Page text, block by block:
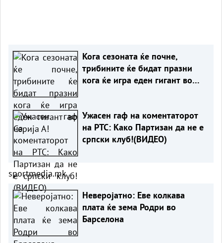
Кога сезоната ќе почне,
трибините ќе бидат празни
кога ќе игра еден гигант во
Ужасен гаф на коментаторот
на РТС: Како Партизан да не е
српски клуб!(ВИДЕО)
sportmedia.mk
Неверојатно: Еве колкава
плата ќе зема Родри во
Барселона